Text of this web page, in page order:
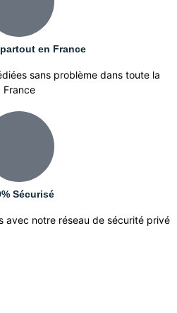
en France
sans problème dans toute la
France
Sécurisé
avec notre réseau de sécurité privé